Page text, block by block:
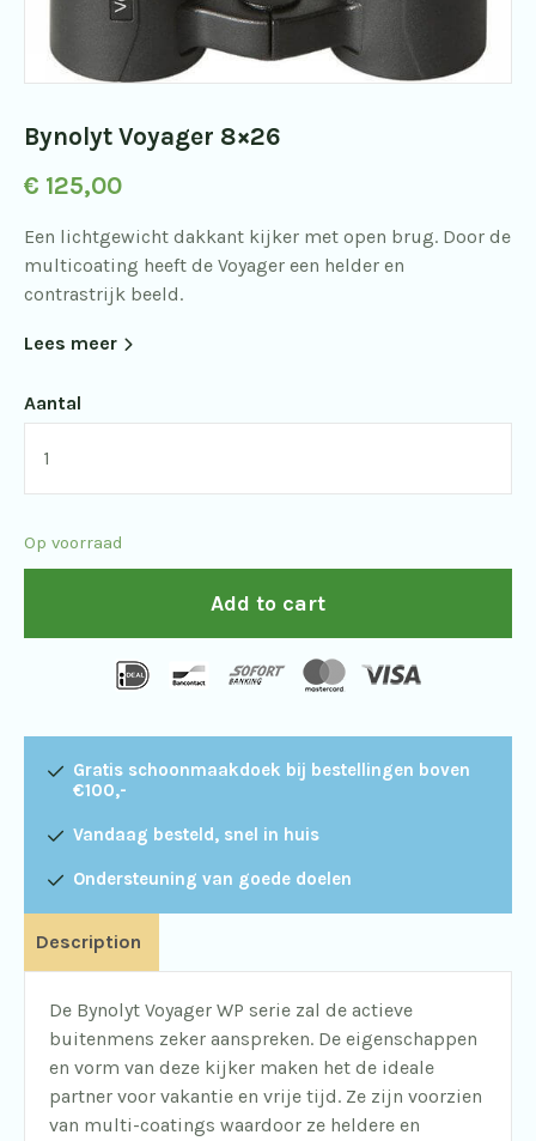
Bynolyt Voyager 8×26
€ 125,00
Een lichtgewicht dakkant kijker met open brug. Door de
multicoating heeft de Voyager een helder en
contrastrijk beeld.
Lees meer
Aantal
quantity
Op voorraad
Add to cart
Gratis schoonmaakdoek bij bestellingen boven
€100,-
Vandaag besteld, snel in huis
Ondersteuning van goede doelen
Description
De Bynolyt Voyager WP serie zal de actieve
buitenmens zeker aanspreken. De eigenschappen
en vorm van deze kijker maken het de ideale
partner voor vakantie en vrije tijd. Ze zijn voorzien
van multi-coatings waardoor ze heldere en